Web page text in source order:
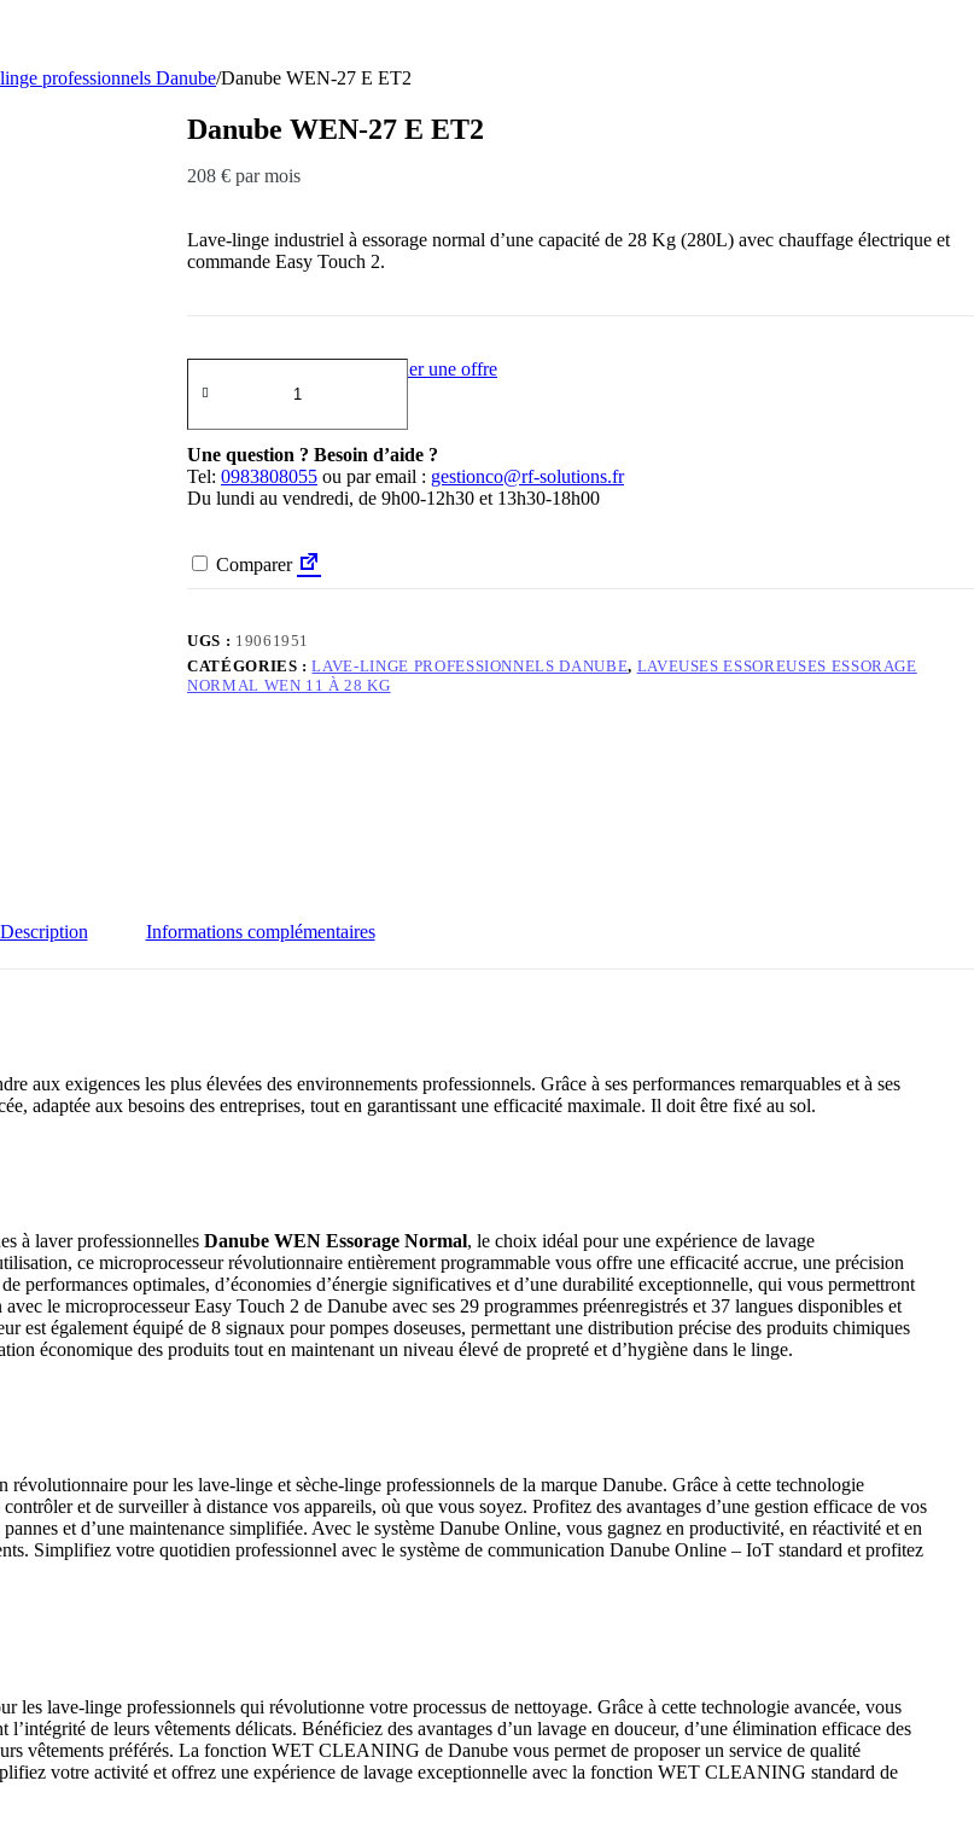
professionnels Danube/Danube WEN-27 E ET2
Danube WEN-27 E ET2
208 € par mois
Lave-linge industriel à essorage normal d’une capacité de 28 Kg (280L) avec chauffage électrique et
commande Easy Touch 2.
Demander une offre
Une question ? Besoin d’aide ?
Tel: 0983808055 ou par email : gestionco@rf-solutions.fr
Du lundi au vendredi, de 9h00-12h30 et 13h30-18h00
Comparer
UGS : 19061951
CATÉGORIES :LAVE-LINGE PROFESSIONNELS DANUBE, LAVEUSES ESSOREUSES ESSORAGE
NORMAL WEN 11 À 28 KG
Description Informations complémentaires
aux exigences les plus élevées des environnements professionnels. Grâce à ses performances remarquables et à ses
adaptée aux besoins des entreprises, tout en garantissant une efficacité maximale. Il doit être fixé au sol.
à laver professionnelles Danube WEN Essorage Normal, le choix idéal pour une expérience de lavage
ce microprocesseur révolutionnaire entièrement programmable vous offre une efficacité accrue, une précision
performances optimales, d’économies d’énergie significatives et d’une durabilité exceptionnelle, qui vous permettront
le microprocesseur Easy Touch 2 de Danube avec ses 29 programmes préenregistrés et 37 langues disponibles et
est également équipé de 8 signaux pour pompes doseuses, permettant une distribution précise des produits chimiques
économique des produits tout en maintenant un niveau élevé de propreté et d’hygiène dans le linge.
pour les lave-linge et sèche-linge professionnels de la marque Danube. Grâce à cette technologie
et de surveiller à distance vos appareils, où que vous soyez. Profitez des avantages d’une gestion efficace de vos
et d’une maintenance simplifiée. Avec le système Danube Online, vous gagnez en productivité, en réactivité et en
Simplifiez votre quotidien professionnel avec le système de communication Danube Online – IoT standard et profitez
lave-linge professionnels qui révolutionne votre processus de nettoyage. Grâce à cette technologie avancée, vous
de leurs vêtements délicats. Bénéficiez des avantages d’un lavage en douceur, d’une élimination efficace des
vêtements préférés. La fonction WET CLEANING de Danube vous permet de proposer un service de qualité
votre activité et offrez une expérience de lavage exceptionnelle avec la fonction WET CLEANING standard de